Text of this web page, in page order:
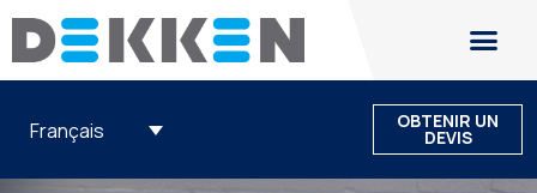
Français OBTENIR UN
DEVIS